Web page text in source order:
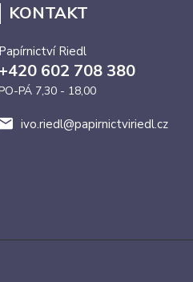
KONTAKT
Papírnictví Riedl
+420 602 708 380
PÁ 7,30 - 18,00
ivo.riedl@papirnictviriedl.cz